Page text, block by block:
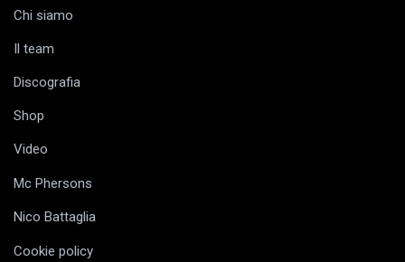
Chi siamo
Il team
Discografia
Shop
Video
Mc Phersons
Nico Battaglia
Cookie policy